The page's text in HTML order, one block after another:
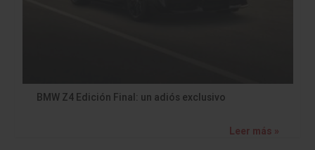
BMW Z4 Edición Final: un adiós exclusivo
Leer más »